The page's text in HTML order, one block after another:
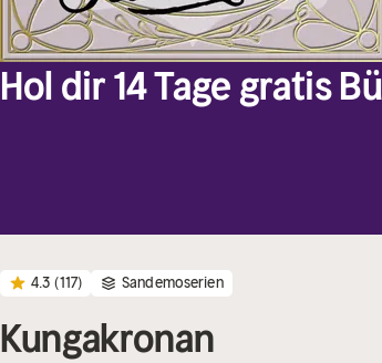
Hol dir 14 Tage gratis
4.3 (117) Sandemoserien
Kungakronan